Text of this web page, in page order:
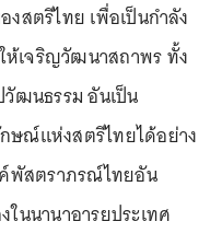
สตรีไทย เพื่อเป็นกำลัง
เจริญวัฒนาสถาพร ทั้ง
ฒนธรรม อันเป็น
ณ์แห่งสตรีไทยได้อย่าง
พัสตราภรณ์ไทยอัน
นนานาอารยประเทศ